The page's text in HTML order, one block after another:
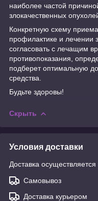
наиболее частой
злокачественных
Конкретную схему
профилактике и лечении
согласовать с лечащим
противопоказания,
подберет оптимальную
средства.
Будьте здоровы!
Скрыть
Условия доставки
Доставка
Самовывоз
Доставка курьером